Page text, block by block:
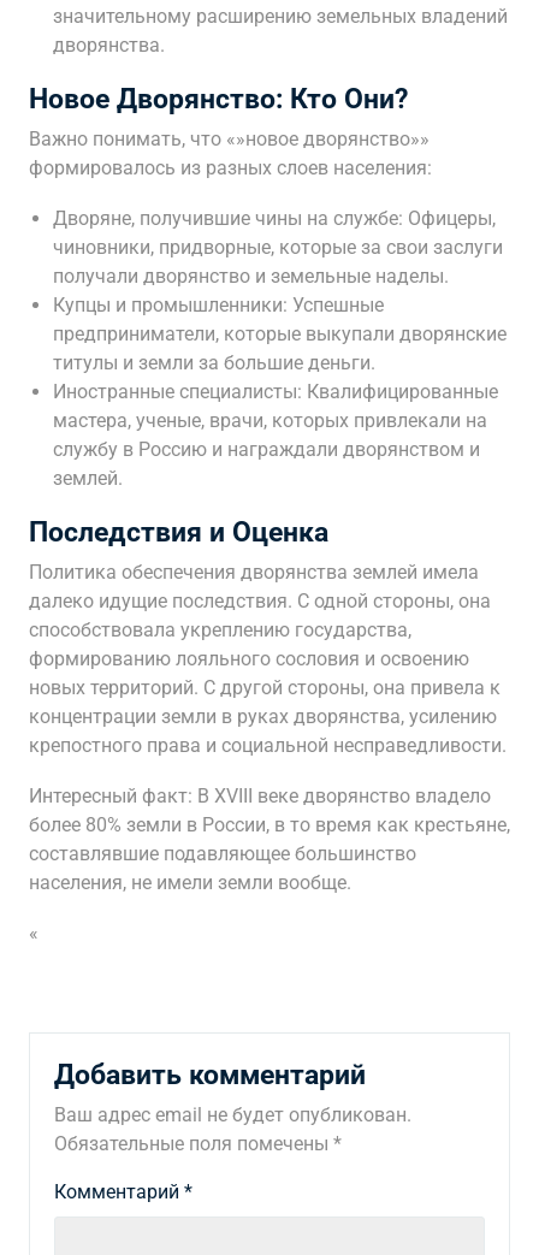
значительному расширению земельных владений
дворянства.
Новое Дворянство: Кто Они?
Важно понимать, что «»новое дворянство»»
формировалось из разных слоев населения:
Дворяне, получившие чины на службе: Офицеры,
чиновники, придворные, которые за свои заслуги
получали дворянство и земельные наделы.
Купцы и промышленники: Успешные
предприниматели, которые выкупали дворянские
титулы и земли за большие деньги.
Иностранные специалисты: Квалифицированные
мастера, ученые, врачи, которых привлекали на
службу в Россию и награждали дворянством и
землей.
Последствия и Оценка
Политика обеспечения дворянства землей имела
далеко идущие последствия. С одной стороны, она
способствовала укреплению государства,
формированию лояльного сословия и освоению
новых территорий. С другой стороны, она привела к
концентрации земли в руках дворянства, усилению
крепостного права и социальной несправедливости.
Интересный факт: В XVIII веке дворянство владело
более 80% земли в России, в то время как крестьяне,
составлявшие подавляющее большинство
населения, не имели земли вообще.
«
Добавить комментарий
Ваш адрес email не будет опубликован.
Обязательные поля помечены *
Комментарий *